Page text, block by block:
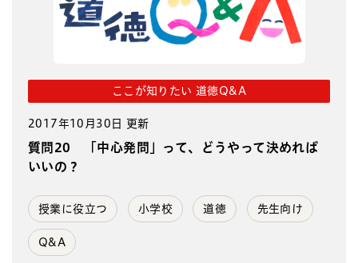
ここが知りたい 道徳Q&A
2017年10月30日 更新
質問20 「中心発問」って、どうやって決めれば
いいの？
授業に役立つ 小学校 道徳 先生向け
Q&A